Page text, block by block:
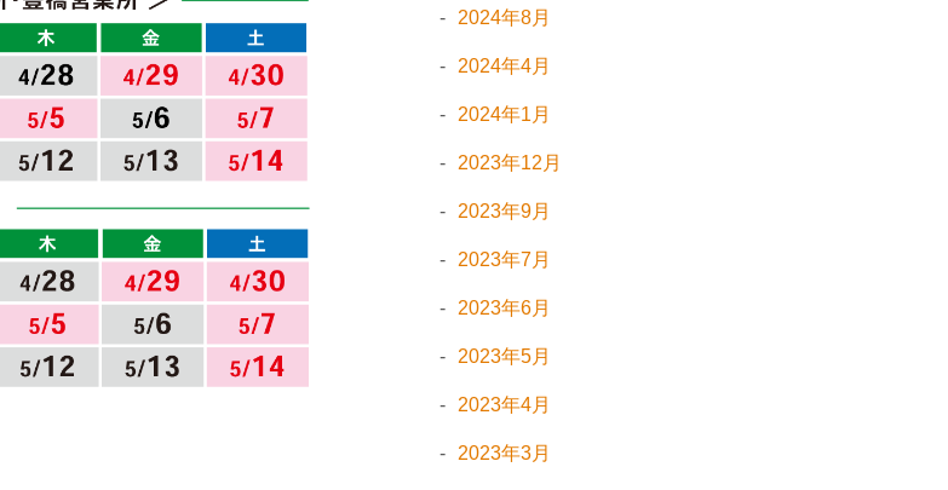
2024年8月
2024年4月
2024年1月
2023年12月
2023年9月
2023年7月
2023年6月
2023年5月
2023年4月
2023年3月